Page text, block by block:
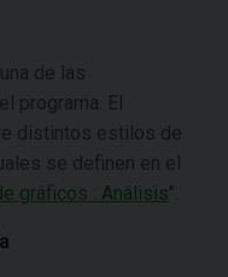
de las
programa. El
distintos estilos de
se definen en el
gráficos : Análisis".